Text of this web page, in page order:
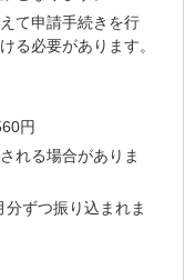
て申請手続きを行
る必要があります。
円
る場合がありま
ずつ振り込まれま